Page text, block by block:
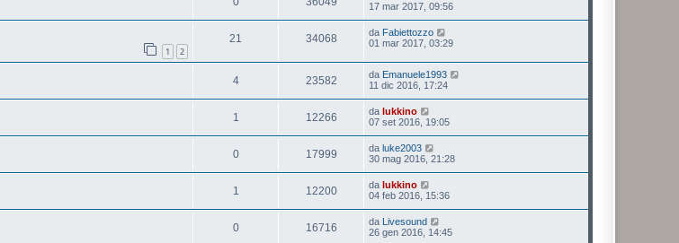
17 mar 2017, 09:56
1 2
21 34068 da Fabiettozzo
01 mar 2017, 03:29
4 23582 da Emanuele1993
11 dic 2016, 17:24
1 12266 da lukkino
07 set 2016, 19:05
0 17999 da luke2003
30 mag 2016, 21:28
1 12200 da lukkino
04 feb 2016, 15:36
0 16716 da Livesound
26 gen 2016, 14:45